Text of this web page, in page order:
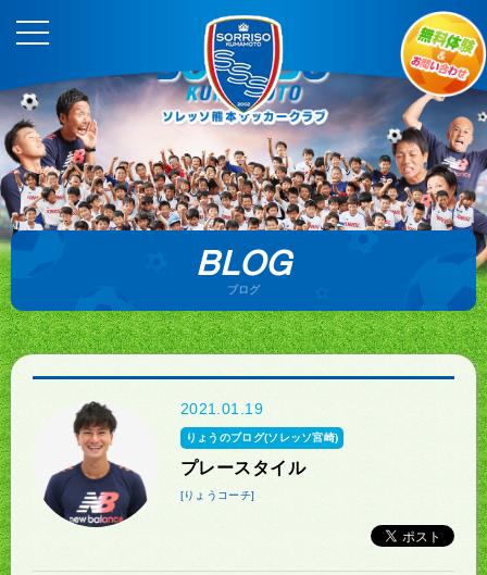
BLOG
ブログ
2021.01.19
りょうのブログ(ソレッソ宮崎)
プレースタイル
[りょうコーチ]